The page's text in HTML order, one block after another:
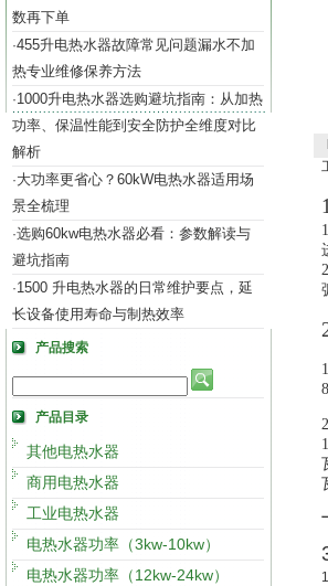
数再下单
·455升电热水器故障常见问题漏水不加
热专业维修保养方法
·1000升电热水器选购避坑指南：从加热
功率、保温性能到安全防护全维度对比
解析
·大功率更省心？60kW电热水器适用场
景全梳理
·选购60kw电热水器必看：参数解读与
避坑指南
·1500 升电热水器的日常维护要点，延
长设备使用寿命与制热效率
产品搜索
产品目录
其他电热水器
商用电热水器
工业电热水器
电热水器功率（3kw-10kw）
电热水器功率（12kw-24kw）
1